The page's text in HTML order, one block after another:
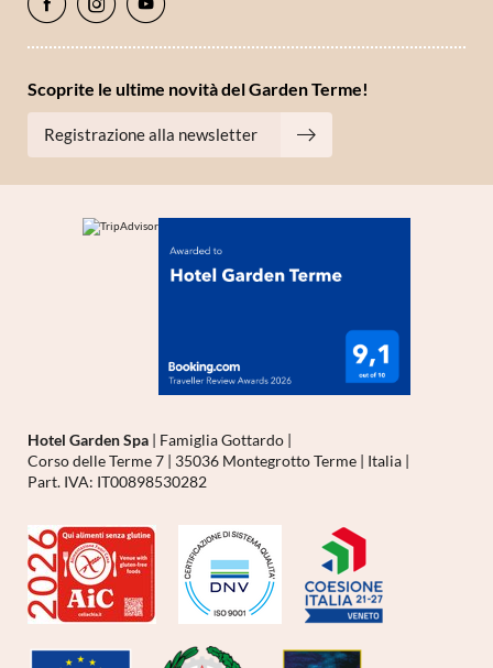
Scoprite le ultime novità del Garden Terme!
Registrazione alla newsletter
Hotel Garden Spa | Famiglia Gottardo |
Corso delle Terme 7 | 35036 Montegrotto Terme | Italia |
Part. IVA: IT00898530282